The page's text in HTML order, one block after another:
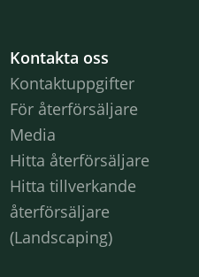
Kontakta oss
Kontaktuppgifter
För återförsäljare
Media
Hitta återförsäljare
Hitta tillverkande
återförsäljare
(Landscaping)